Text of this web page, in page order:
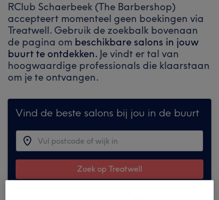
RClub Schaerbeek (The Barbershop)
accepteert momenteel geen boekingen via
Treatwell. Gebruik de zoekbalk bovenaan
de pagina om beschikbare salons in jouw
buurt te ontdekken. Je vindt er tal van
hoogwaardige professionals die klaarstaan
om je te ontvangen.
Vind de beste salons bij jou in de buurt
Zoek op Treatwell